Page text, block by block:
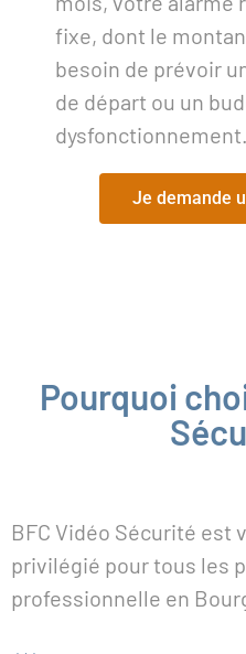
fixe, dont le
besoin de prévoir
de départ ou un
dysfonctionnement.
Je demande
Pourquoi
BFC Vidéo Sécurité est
privilégié pour tous les
professionnelle en